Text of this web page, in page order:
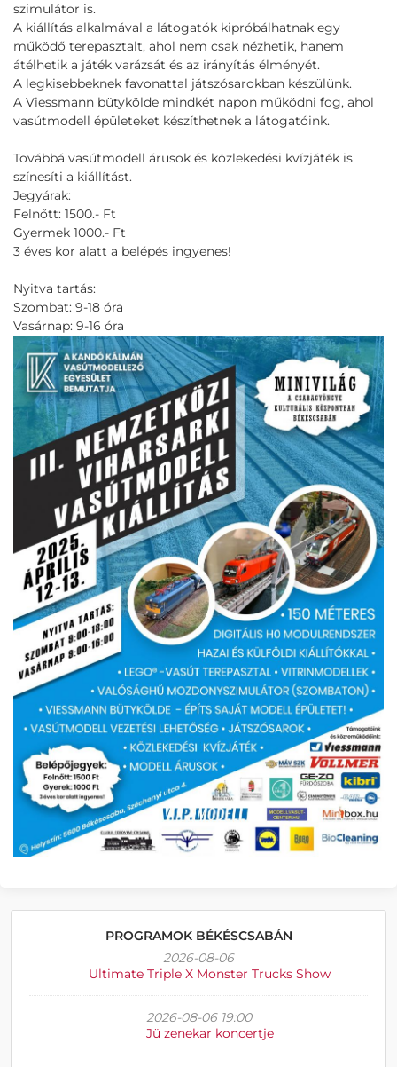
szimulátor is.
A kiállítás alkalmával a látogatók kipróbálhatnak egy
működő terepasztalt, ahol nem csak nézhetik, hanem
átélhetik a játék varázsát és az irányítás élményét.
A legkisebbeknek favonattal játszósarokban készülünk.
A Viessmann bütykölde mindkét napon működni fog, ahol
vasútmodell épületeket készíthetnek a látogatóink.
Továbbá vasútmodell árusok és közlekedési kvízjáték is
színesíti a kiállítást.
Jegyárak:
Felnőtt: 1500.- Ft
Gyermek 1000.- Ft
3 éves kor alatt a belépés ingyenes!
Nyitva tartás:
Szombat: 9-18 óra
Vasárnap: 9-16 óra
PROGRAMOK BÉKÉSCSABÁN
2026-08-06
Ultimate Triple X Monster Trucks Show
2026-08-06 19:00
Jü zenekar koncertje